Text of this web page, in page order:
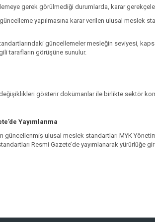
gerek görülmediği durumlarda, karar
yapılmasına karar verilen ulusal meslek
güncellemeler mesleğin seviyesi,
tarafların görüşüne sunulur.
gösterir dokümanlar ile birlikte sektör
Yayımlanma
ulusal meslek standartları MYK
Resmi Gazete’de yayımlanarak yürürlüğe